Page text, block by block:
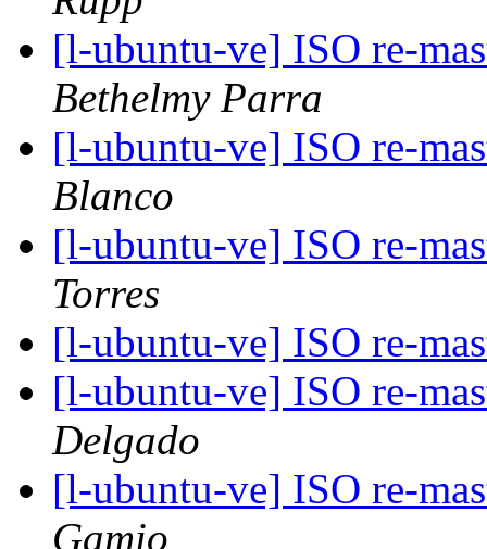
[l-ubuntu-ve] ISO re-
Bethelmy Parra
[l-ubuntu-ve] ISO re-
Blanco
[l-ubuntu-ve] ISO re-
Torres
[l-ubuntu-ve] ISO re-
[l-ubuntu-ve] ISO re-
Delgado
[l-ubuntu-ve] ISO re-
Gamio